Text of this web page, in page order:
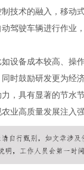
技术的融入，移
驾驶车辆进行作业
设备成本较高、操
时鼓励研发更为经
，具有显著的节水
业高质量发展注入